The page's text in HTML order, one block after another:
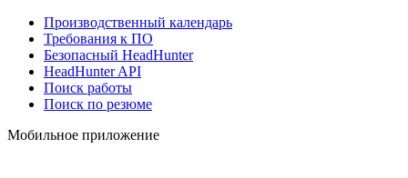
Производственный календарь
Требования к ПО
Безопасный HeadHunter
HeadHunter API
Поиск работы
Поиск по резюме
Мобильное приложение